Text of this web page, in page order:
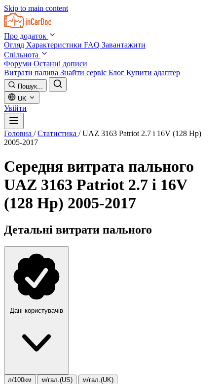
Skip to main content
Про додаток
Огляд Характеристики FAQ Завантажити
Спільнота
Форуми Останні дописи
Витрати палива Знайти сервіс Блог Купити адаптер
Пошук...
UK
Увійти
Головна / Статистика / UAZ 3163 Patriot 2.7 i 16V (128 Hp)
2005-2017
Середня витрата пального
UAZ 3163 Patriot 2.7 i 16V
(128 Hp) 2005-2017
Детальні витрати пального
Дані користувачів
л/100км м/гал.(US) м/гал.(UK)